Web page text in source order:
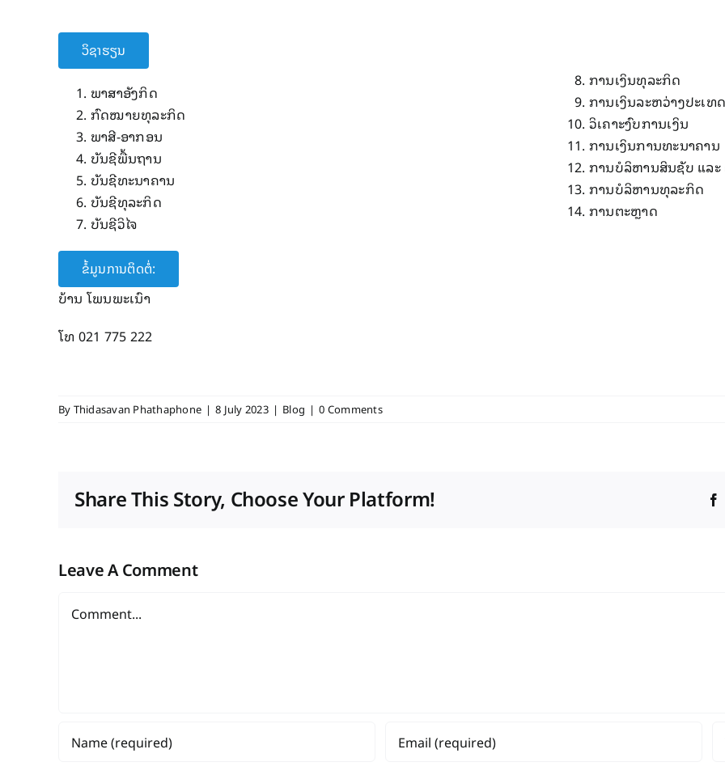
ວິຊາຮຽນ
ພາສາ​ອັງກິດ
ກົດໝາຍທຸລະ​ກິດ
ພາສີ-ອາກອນ
ບັນຊີ​ພື້ນຖານ
ບັນຊີ​ທະນາຄານ
ບັນຊີ​ທຸລະ​ກິດ
ບັນຊີ​ວິ​ໄຈ
ການ​ເງິນ​ທຸລະ​ກິດ
ການ​ເງິນ​ລະຫວ່າງ​ປະ​ເທດ
ວິ​ເຄາະ​ງົບ​ການ​ເງິນ
ການ​ເງິນ​ການ​ທະນາຄານ
ການ​ບໍລິຫານ​ສິນ​ຊັບ ​ແລ​
ການ​ບໍລິຫານ​ທຸລະ​ກິດ
ການ​ຕະຫຼາດ
ຂໍ້ມູນການຕິດຕໍ່:
ບ້ານ ໂພນພະເນົາ
ໂທ 021 775 222
ByThidasavan Phathaphone | 8 July 2023 | Blog | 0 Comments
Share This Story, Choose Your Platform!
Leave A Comment